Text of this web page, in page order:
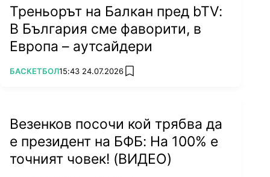
Треньорът на Балкан пред bTV:
В България сме фаворити, в
Европа – аутсайдери
ПОВЕЧЕ ОТ
БАСКЕТБОЛ15:43 24.07.2026 add favorites
Везенков посочи кой трябва да
е президент на БФБ: На 100% е
точният човек! (ВИДЕО)